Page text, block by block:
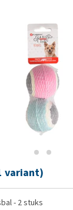
variant)
- 2 stuks